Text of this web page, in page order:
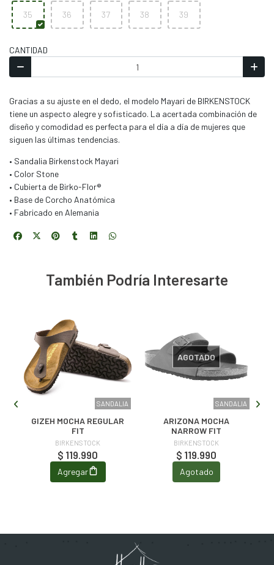
35 36 37 38 39
CANTIDAD
Gracias a su ajuste en el dedo, el modelo Mayari de BIRKENSTOCK
tiene un aspecto alegre y sofisticado. La acertada combinación de
diseño y comodidad es perfecta para el día a día de mujeres que
siguen las últimas tendencias.
• Sandalia Birkenstock Mayari
• Color Stone
• Cubierta de Birko-Flor®
• Base de Corcho Anatómica
• Fabricado en Alemania
También Podría Interesarte
SANDALIA
GIZEH MOCHA REGULAR
FIT
BIRKENSTOCK
$ 119.990
Agregar
SANDALIA
AGOTADO
ARIZONA MOCHA
NARROW FIT
BIRKENSTOCK
$ 119.990
Agotado